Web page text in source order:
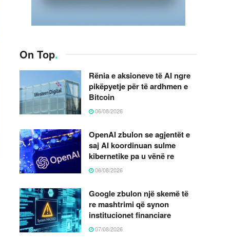
On Top.
Rënia e aksioneve të AI ngre
pikëpyetje për të ardhmen e
Bitcoin
06/08/2026
OpenAI zbulon se agjentët e
saj AI koordinuan sulme
kibernetike pa u vënë re
06/08/2026
Google zbulon një skemë të
re mashtrimi që synon
institucionet financiare
07/08/2026